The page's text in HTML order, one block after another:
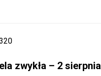
zwykła – 2 sierpnia